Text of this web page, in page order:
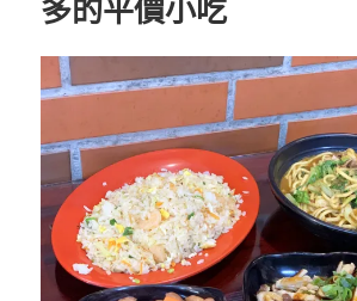
多的平價小吃